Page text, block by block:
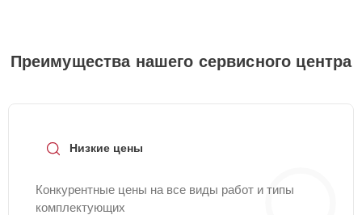
Преимущества нашего сервисного центра
Низкие цены
Конкурентные цены на все виды работ и типы
комплектующих